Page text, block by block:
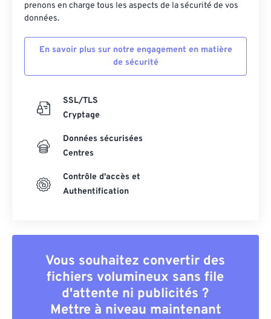
prenons en charge tous les aspects de la sécurité de vos
données.
En savoir plus sur notre engagement en matière
de sécurité
SSL/TLS
Cryptage
Données sécurisées
Centres
Contrôle d'accès et
Authentification
Vous souhaitez convertir des
fichiers volumineux sans file
d'attente ni publicités ?
Mettre à niveau maintenant